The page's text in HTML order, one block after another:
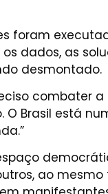
foram
dados, as
desmontado.
combater
O Brasil está
ao